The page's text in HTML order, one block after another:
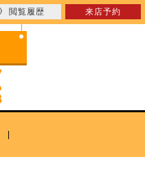
閲覧履歴 来店予約